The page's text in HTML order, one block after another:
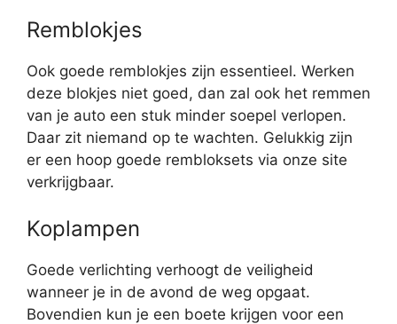
Remblokjes
Ook goede remblokjes zijn essentieel. Werken
deze blokjes niet goed, dan zal ook het remmen
van je auto een stuk minder soepel verlopen.
Daar zit niemand op te wachten. Gelukkig zijn
er een hoop goede rembloksets via onze site
verkrijgbaar.
Koplampen
Goede verlichting verhoogt de veiligheid
wanneer je in de avond de weg opgaat.
Bovendien kun je een boete krijgen voor een